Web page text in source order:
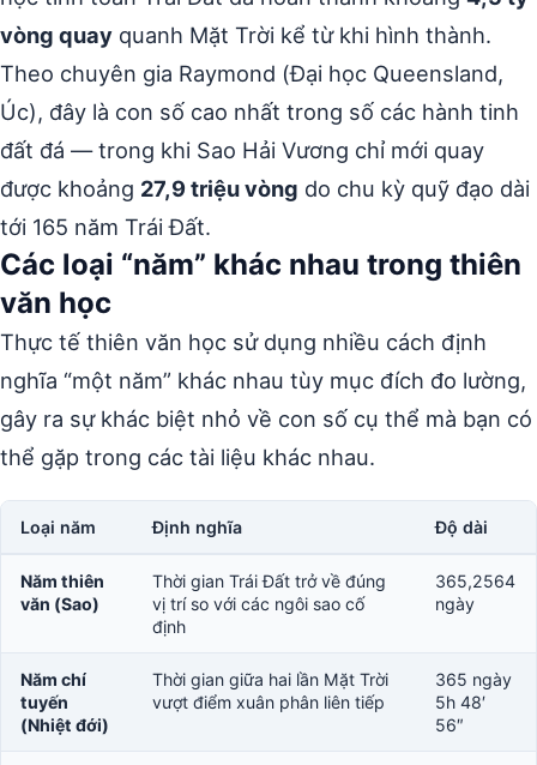
vòng quay quanh Mặt Trời kể từ khi hình thành.
Theo chuyên gia Raymond (Đại học Queensland,
Úc), đây là con số cao nhất trong số các hành tinh
đất đá — trong khi Sao Hải Vương chỉ mới quay
được khoảng 27,9 triệu vòng do chu kỳ quỹ đạo dài
tới 165 năm Trái Đất.
Các loại “năm” khác nhau trong thiên
văn học
Thực tế thiên văn học sử dụng nhiều cách định
nghĩa “một năm” khác nhau tùy mục đích đo lường,
gây ra sự khác biệt nhỏ về con số cụ thể mà bạn có
thể gặp trong các tài liệu khác nhau.
Loại năm Định nghĩa Độ dài
Năm thiên
văn (Sao)
Thời gian Trái Đất trở về đúng
vị trí so với các ngôi sao cố
định
365,2564
ngày
Năm chí
tuyến
(Nhiệt đới)
Thời gian giữa hai lần Mặt Trời
vượt điểm xuân phân liên tiếp
365 ngày
5h 48′
56″